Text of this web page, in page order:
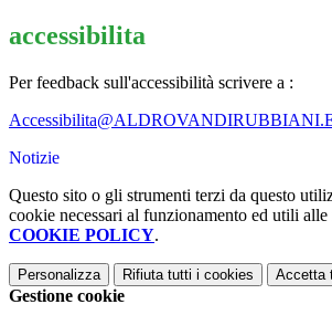
accessibilita
Per feedback sull'accessibilità scrivere a :
Accessibilita@
Notizie
Questo sito o gli strumenti terzi da questo
cookie necessari al funzionamento ed utili
COOKIE POLICY.
Personalizza Rifiuta tutti i cookies Accetta
Gestione cookie